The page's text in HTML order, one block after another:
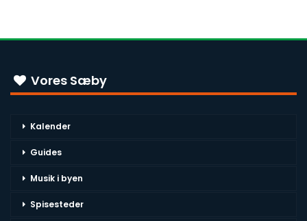
Vores Sæby
Kalender
Guides
Musik i byen
Spisesteder